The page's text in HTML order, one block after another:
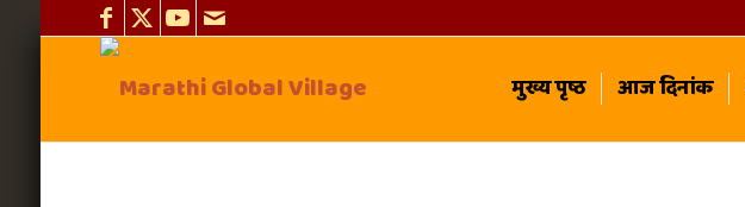
मुख्य पृष्ठ आज दिनांक